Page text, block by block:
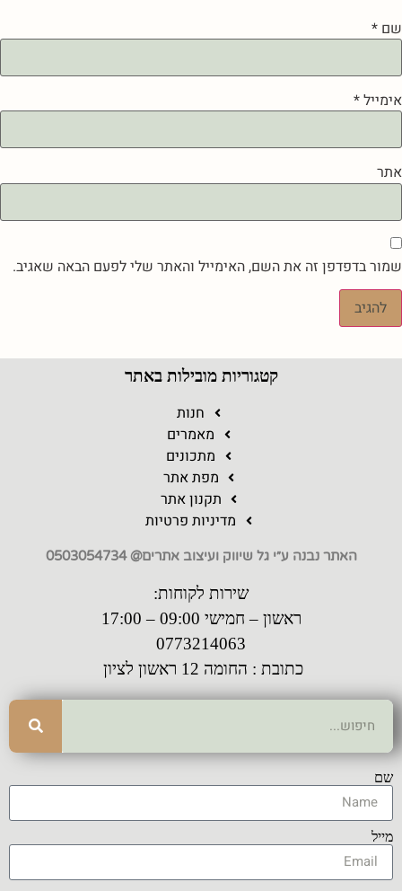
שם *
אימייל*
אתר
שמור בדפדפן זה את השם, האימייל והאתר שלי לפעם הבאה שאגיב.
קטגוריות מובילות באתר
חנות
מאמרים
מתכונים
מפת אתר
תקנון אתר
מדיניות פרטיות
האתר נבנה ע״י גל שיווק ועיצוב אתרים@ 0503054734
שירות לקוחות:
ראשון – חמישי 09:00 – 17:00
0773214063
כתובת : החומה 12 ראשון לציון
שם
מייל